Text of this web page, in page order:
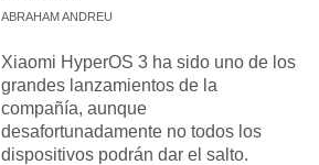
ABRAHAM ANDREU
Xiaomi HyperOS 3 ha sido uno de los
grandes lanzamientos de la
compañía, aunque
desafortunadamente no todos los
dispositivos podrán dar el salto.